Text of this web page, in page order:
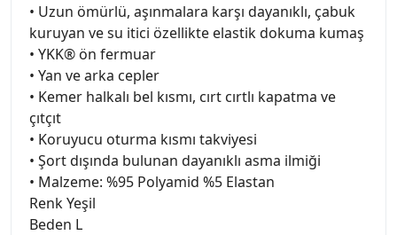
• Uzun ömürlü, aşınmalara karşı dayanıklı, çabuk
kuruyan ve su itici özellikte elastik dokuma kumaş
• YKK® ön fermuar
• Yan ve arka cepler
• Kemer halkalı bel kısmı, cırt cırtlı kapatma ve
çıtçıt
• Koruyucu oturma kısmı takviyesi
• Şort dışında bulunan dayanıklı asma ilmiği
• Malzeme: %95 Polyamid %5 Elastan
Renk Yeşil
Beden L